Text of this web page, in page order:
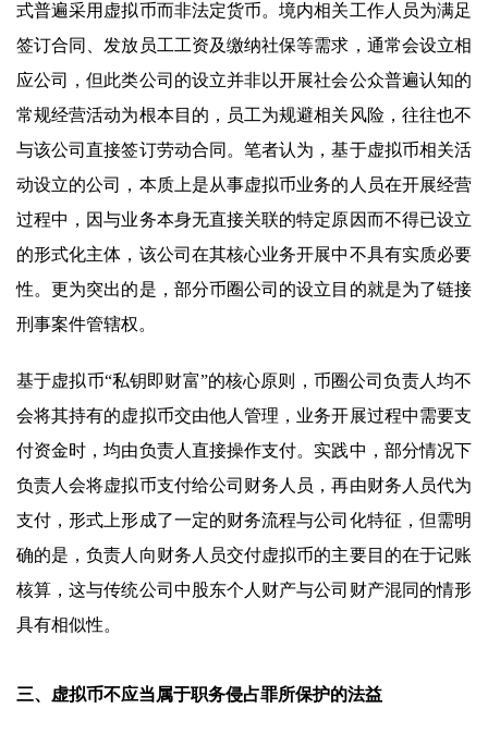
式普遍采用虚拟币而非法定货币。境内相关工作人员为满足
签订合同、发放员工工资及缴纳社保等需求，通常会设立相
应公司，但此类公司的设立并非以开展社会公众普遍认知的
常规经营活动为根本目的，员工为规避相关风险，往往也不
与该公司直接签订劳动合同。笔者认为，基于虚拟币相关活
动设立的公司，本质上是从事虚拟币业务的人员在开展经营
过程中，因与业务本身无直接关联的特定原因而不得已设立
的形式化主体，该公司在其核心业务开展中不具有实质必要
性。更为突出的是，部分币圈公司的设立目的就是为了链接
刑事案件管辖权。
基于虚拟币“私钥即财富”的核心原则，币圈公司负责人均不
会将其持有的虚拟币交由他人管理，业务开展过程中需要支
付资金时，均由负责人直接操作支付。实践中，部分情况下
负责人会将虚拟币支付给公司财务人员，再由财务人员代为
支付，形式上形成了一定的财务流程与公司化特征，但需明
确的是，负责人向财务人员交付虚拟币的主要目的在于记账
核算，这与传统公司中股东个人财产与公司财产混同的情形
具有相似性。
三、虚拟币不应当属于职务侵占罪所保护的法益